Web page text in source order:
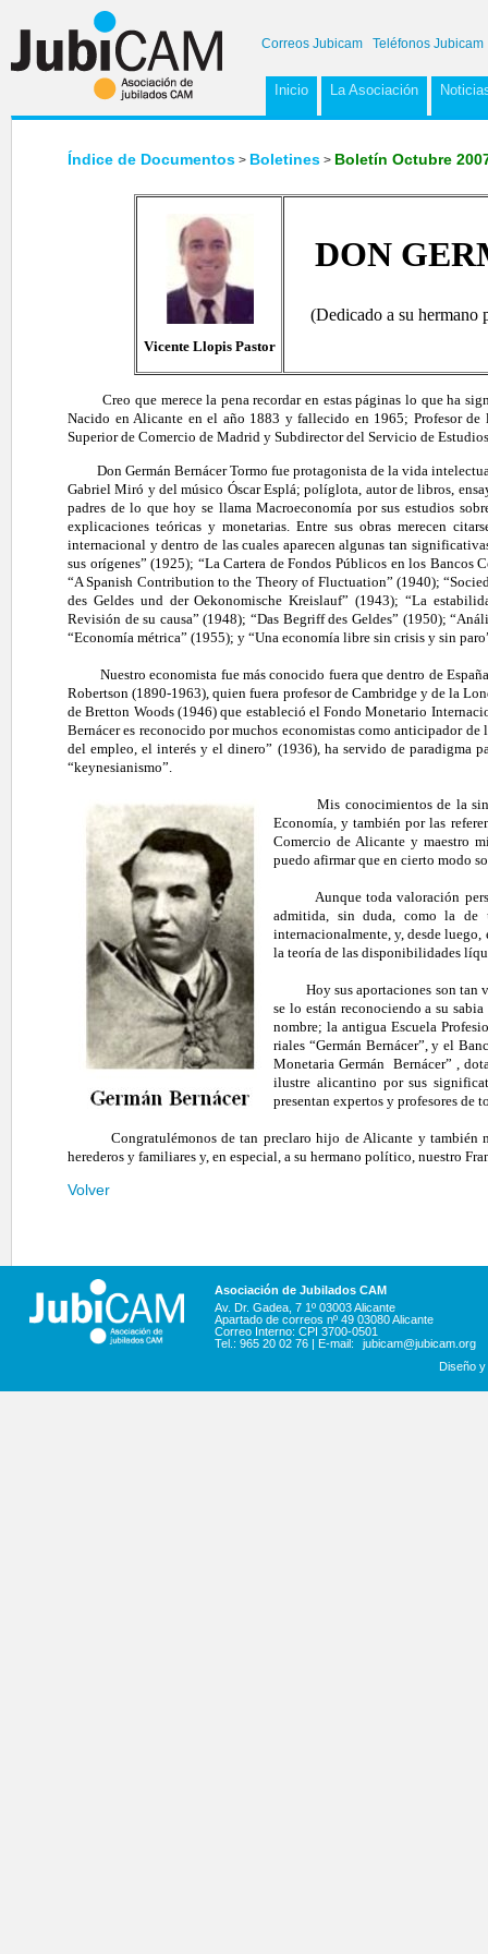
Correos Jubicam Teléfonos Jubicam
Inicio La Asociación
Índice de Documentos > Boletines > Boletín Octubre
Vicente Llopis Pastor
DON
(Dedicado a su hermano
Creo que merece la pena recordar en estas páginas lo que ha
Nacido en Alicante en el año 1883 y fallecido en 1965; Profesor
Superior de Comercio de Madrid y Subdirector del Servicio de
Don Germán Bernácer Tormo fue protagonista de la vida
Gabriel Miró y del músico Óscar Esplá; políglota, autor de libros,
padres de lo que hoy se llama Macroeconomía por sus estudios
explicaciones teóricas y monetarias. Entre sus obras merecen
internacional y dentro de las cuales aparecen algunas tan
sus orígenes” (1925); “La Cartera de Fondos Públicos en los
“A Spanish Contribution to the Theory of Fluctuation” (1940);
des Geldes und der Oekonomische Kreislauf” (1943); “La
Revisión de su causa” (1948); “Das Begriff des Geldes” (1950);
“Economía métrica” (1955); y “Una economía libre sin crisis y sin
Nuestro economista fue más conocido fuera que dentro de
Robertson (1890-1963), quien fuera profesor de Cambridge y de la
de Bretton Woods (1946) que estableció el Fondo Monetario
Bernácer es reconocido por muchos economistas como anticipador
del empleo, el interés y el dinero” (1936), ha servido de paradigma
“keynesianismo”.
Mis conocimientos de la
Economía, y también por las
Comercio de Alicante y maestro
puedo afirmar que en cierto modo
Aunque toda valoración
admitida, sin duda, como la de
internacionalmente, y, desde
la teoría de las disponibilidades
Hoy sus aportaciones son tan
se lo están reconociendo a su
nombre; la antigua Escuela
riales “Germán Bernácer”, y el
Monetaria Germán Bernácer” ,
ilustre alicantino por sus
presentan expertos y profesores de
Congratulémonos de tan preclaro hijo de Alicante y también
herederos y familiares y, en especial, a su hermano político, nuestro
Volver
Asociación de Jubilados CAM
Av. Dr. Gadea, 7 1º 03003 Alicante
Apartado de correos nº 49 03080 Alicante
Correo Interno: CPI 3700-0501
Tel.: 965 20 02 76 | E-mail:
jubicam@jubicam.org
Diseño